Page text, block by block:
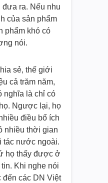
ra. Nếu nhu
của sản phẩm
phẩm khó có
nói.
sẻ, thế giới
cả trăm năm,
nghĩa là chỉ có
Ngược lại, họ
điều bổ ích
nhiều thời gian
tác nước ngoài.
họ thấy được ở
Khi nghe nói
đến các DN Việt